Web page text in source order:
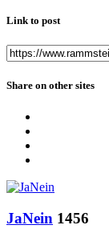
Link to post
Share on other sites
JaNein 1456